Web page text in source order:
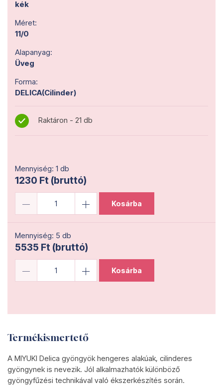
kék
Méret:
11/0
Alapanyag:
Üveg
Forma:
DELICA(Cilinder)
Raktáron - 21 db
Mennyiség: 1 db
1230 Ft (bruttó)
Kosárba
Mennyiség: 5 db
5535 Ft (bruttó)
Kosárba
Termékismertető
A MIYUKI Delica gyöngyök hengeres alakúak, cilinderes
gyöngynek is nevezik. Jól alkalmazhatók különböző
gyöngyfűzési technikával való ékszerkészítés során.